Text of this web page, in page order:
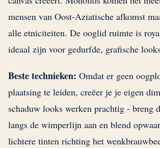
mensen van Oost-Aziatische afkomst
alle etniciteiten. De ooglid ruimte is
ideaal zijn voor gedurfde, grafische
Beste technieken: Omdat er geen
plaatsing te leiden, creëer je je eigen
schaduw looks werken prachtig - breng
langs de wimperlijn aan en blend
lichtere tinten richting het